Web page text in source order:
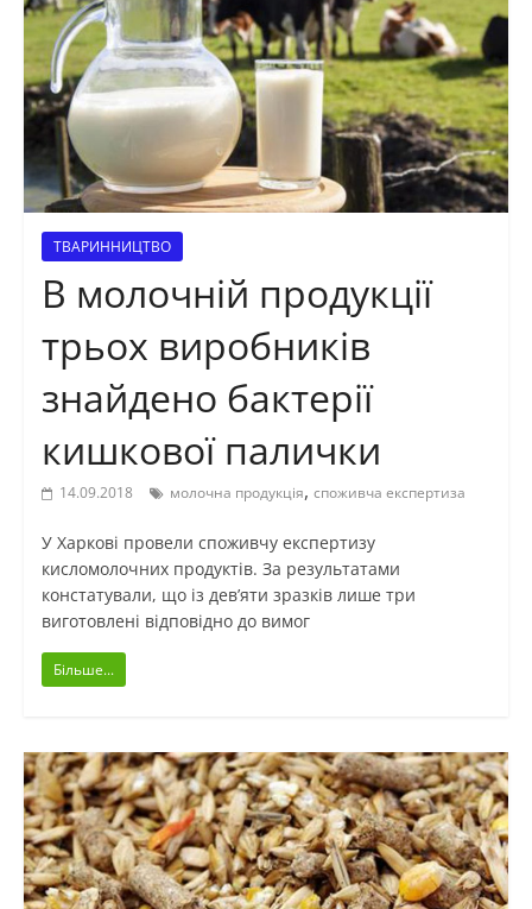
ТВАРИННИЦТВО
В молочній продукції
трьох виробників
знайдено бактерії
кишкової палички
14.09.2018 молочна продукція, споживча експертиза
У Харкові провели споживчу експертизу
кисломолочних продуктів. За результатами
констатували, що із дев’яти зразків лише три
виготовлені відповідно до вимог
Більше...